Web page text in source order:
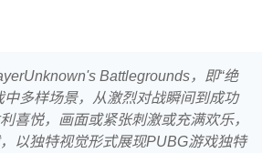
Battlegrounds，即“绝
多样场景，从激烈对战瞬间到成功
喜悦，画面或紧张刺激或充满欢乐，
以独特视觉形式展现PUBG游戏独特